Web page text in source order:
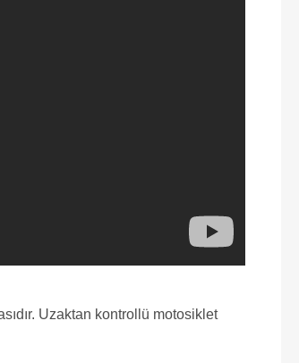
Uzaktan kontrollü motosiklet